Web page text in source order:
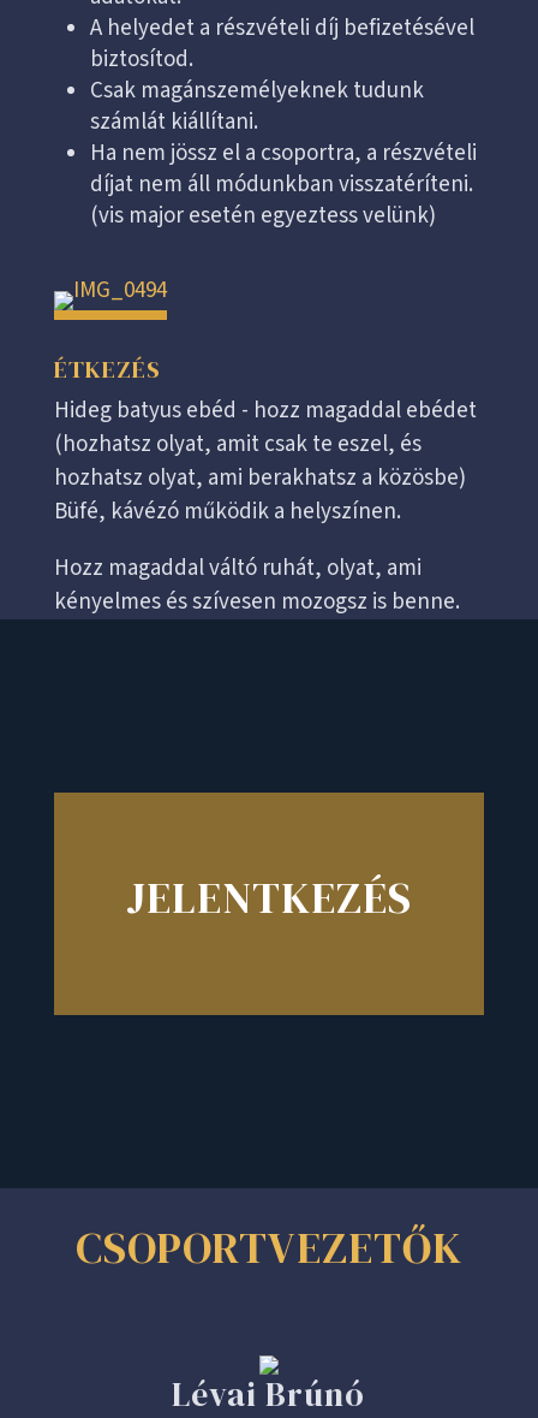
A helyedet a részvételi díj befizetésével
biztosítod.
Csak magánszemélyeknek tudunk
számlát kiállítani.
Ha nem jössz el a csoportra, a részvételi
díjat nem áll módunkban visszatéríteni.
(vis major esetén egyeztess velünk)
ÉTKEZÉS
Hideg batyus ebéd - hozz magaddal ebédet
(hozhatsz olyat, amit csak te eszel, és
hozhatsz olyat, ami berakhatsz a közösbe)
Büfé, kávézó működik a helyszínen.
Hozz magaddal váltó ruhát, olyat, ami
kényelmes és szívesen mozogsz is benne.
JELENTKEZÉS
CSOPORTVEZETŐK
Lévai Brúnó